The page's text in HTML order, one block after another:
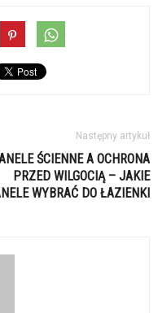
Następny artykuł
ŚCIENNE A OCHRONA
PRZED WILGOCIĄ – JAKIE
WYBRAĆ DO ŁAZIENKI